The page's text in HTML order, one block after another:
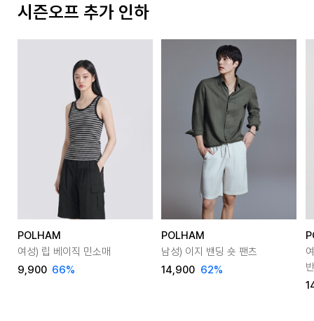
시즌오프 추가 인하
POLHAM
여성) 립 베이직 민소매
9,900 66%
POLHAM
남성) 이지 밴딩 숏 팬츠
14,900 62%